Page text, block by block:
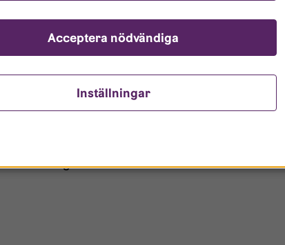
ur era register?
Inställningar
Acceptera nödvändiga